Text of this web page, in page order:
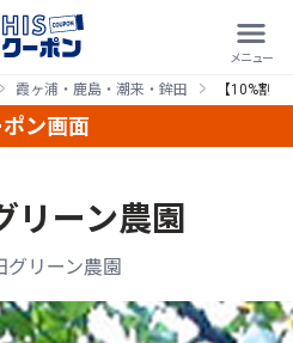
霞ヶ浦・鹿島・潮来・鉾田 【10%割
ン画面
リーン農園
グリーン農園